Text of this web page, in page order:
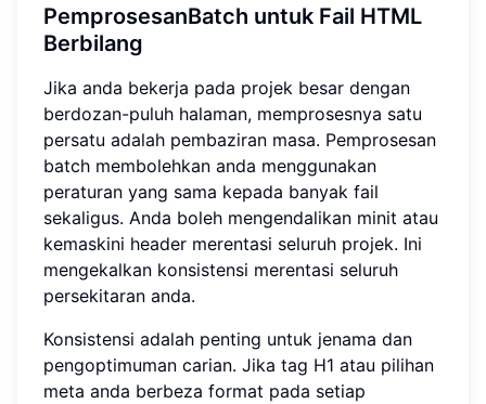
PemprosesanBatch untuk Fail HTML
Berbilang
Jika anda bekerja pada projek besar dengan
berdozan-puluh halaman, memprosesnya satu
persatu adalah pembaziran masa. Pemprosesan
batch membolehkan anda menggunakan
peraturan yang sama kepada banyak fail
sekaligus. Anda boleh mengendalikan minit atau
kemaskini header merentasi seluruh projek. Ini
mengekalkan konsistensi merentasi seluruh
persekitaran anda.
Konsistensi adalah penting untuk jenama dan
pengoptimuman carian. Jika tag H1 atau pilihan
meta anda berbeza format pada setiap